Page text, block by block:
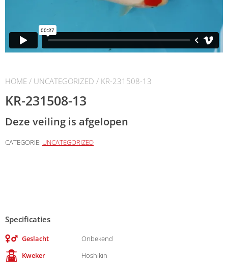
HOME / UNCATEGORIZED / KR-231508-13
KR-231508-13
Deze veiling is afgelopen
CATEGORIE: UNCATEGORIZED
Specificaties
Geslacht
Onbekend
Kweker
Hoshikin